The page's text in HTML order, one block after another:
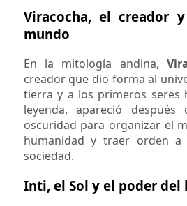
Viracocha, el creador
mundo
En la mitología andina,
creador que dio forma al
tierra y a los primeros seres
leyenda, apareció
oscuridad para organizar el
humanidad y traer orden
sociedad.
Inti, el Sol y el poder del